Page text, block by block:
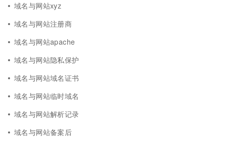
域名与网站xyz
域名与网站注册商
域名与网站apache
域名与网站隐私保护
域名与网站域名证书
域名与网站临时域名
域名与网站解析记录
域名与网站备案后